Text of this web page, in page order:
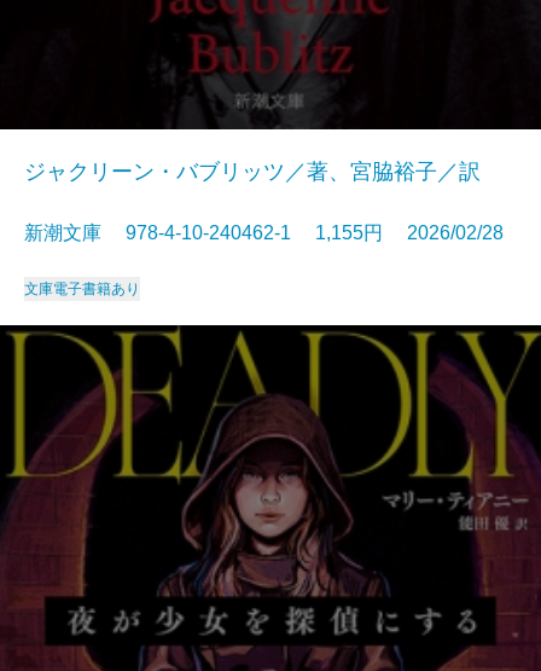
ジャクリーン・バブリッツ／著、宮脇裕子／訳
新潮文庫 978-4-10-240462-1 1,155円 2026/02/28
文庫電子書籍あり